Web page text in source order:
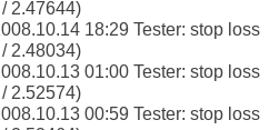
2.47644)
18:29 Tester: stop loss
2.48034)
01:00 Tester: stop loss
2.52574)
00:59 Tester: stop loss